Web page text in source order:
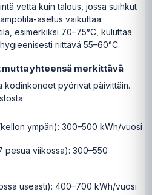
vettä kuin talous, jossa suihkut
asetus vaikuttaa:
esimerkiksi 70–75°C, kuluttaa
riittävä 55–60°C.
mutta yhteensä merkittävä
kodinkoneet pyörivät päivittäin.
ympäri): 300–500 kWh/vuosi
pesua viikossa): 300–550
useasti): 400–700 kWh/vuosi